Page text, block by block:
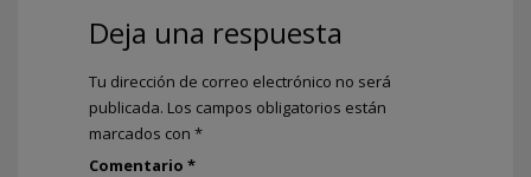
Deja una respuesta
Tu dirección de correo electrónico no será
publicada. Los campos obligatorios están
marcados con *
Comentario *